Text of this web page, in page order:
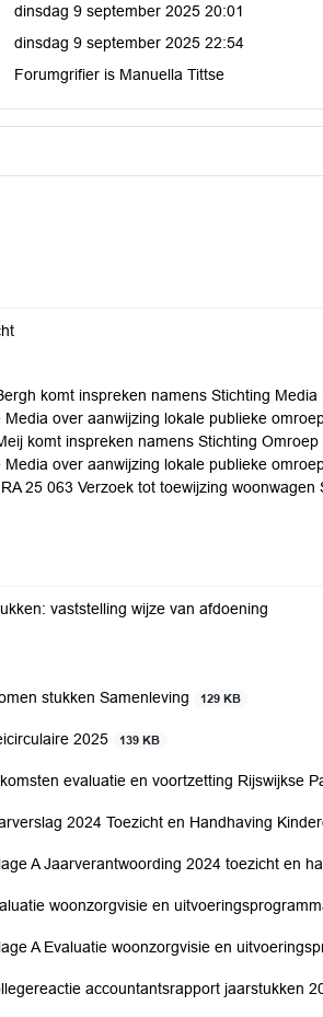
dinsdag 9 september 2025 20:01
dinsdag 9 september 2025 22:54
Forumgrifier is Manuella Tittse
komt inspreken namens Stichting
over aanwijzing lokale publieke
komt inspreken namens Stichting
over aanwijzing lokale publieke
25 063 Verzoek tot toewijzing woonwagen
vaststelling wijze van afdoening
stukken Samenleving
129 KB
2025 139 KB
evaluatie en voortzetting Rijswijkse
2024 Toezicht en Handhaving
A Jaarverantwoording 2024 toezicht en
woonzorgvisie en
A Evaluatie woonzorgvisie en
accountantsrapport jaarstukken